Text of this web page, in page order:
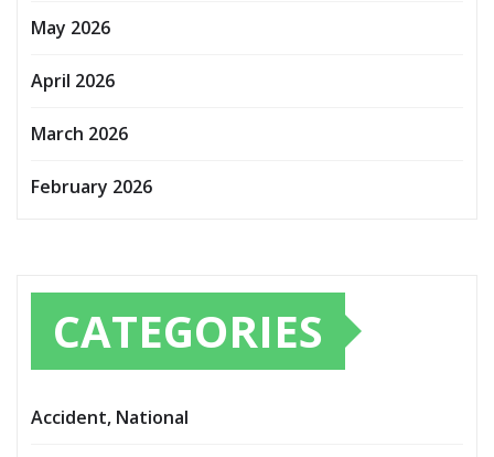
May 2026
April 2026
March 2026
February 2026
CATEGORIES
Accident, National